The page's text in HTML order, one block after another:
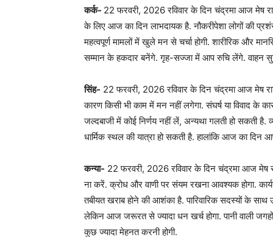
कर्क- 22 फरवरी, 2026 रविवार के दिन चंद्रमा आज मेष
के लिए आज का दिन लाभदायक है. नौकरीपेशा लोगों की
महत्वपूर्ण मामलों में खुले मन से चर्चा होगी. शारीरिक और
सम्मान के हकदार बनेंगे. गृह-सज्जा में आप रुचि लेंगे. वाहन
सिंह- 22 फरवरी, 2026 रविवार के दिन चंद्रमा आज मेष
कारण किसी भी काम में मन नहीं लगेगा. संघर्ष या विवाद के
जल्दबाजी में कोई निर्णय नहीं लें, अन्यथा गलती हो सकती है.
धार्मिक स्थल की यात्रा हो सकती है. हालांकि आज का दिन
कन्या- 22 फरवरी, 2026 रविवार के दिन चंद्रमा आज
ना करें. क्रोध और वाणी पर संयम रखना आवश्यक होगा.
तबीयत खराब होने की आशंका है. पारिवारिक सदस्यों के
लेकिन आज जरूरत से ज्यादा धन खर्च होगा. पानी वाली जगहों
कुछ ज्यादा मेहनत करनी होगी.